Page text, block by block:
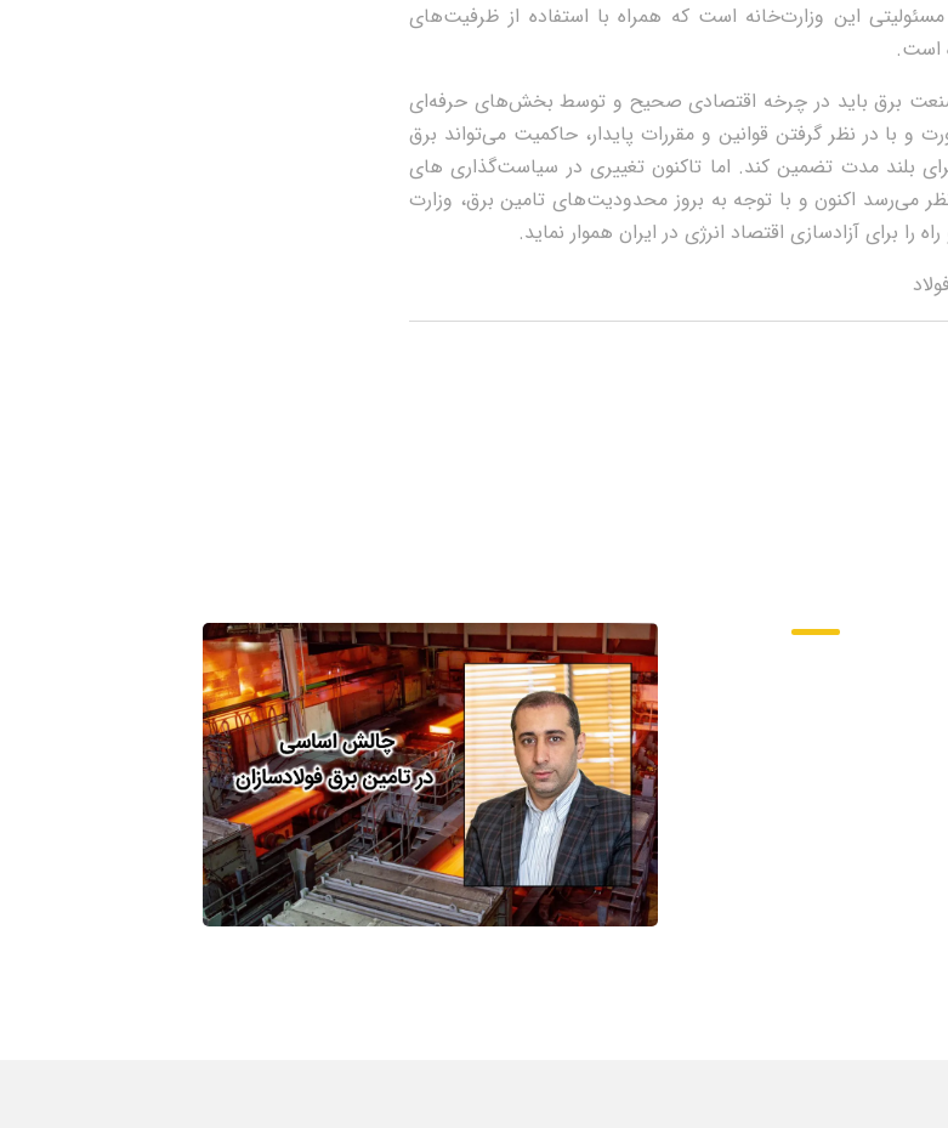
این وزارت‌خانه است که همراه با استفاده از ظرفیت‌های
است.
صنعت برق باید در چرخه اقتصادی صحیح و توسط بخش‌های حرفه‌ای
و با در نظر گرفتن قوانین و مقررات پایدار، حاکمیت می‌تواند برق
بلند مدت تضمین کند. اما تاکنون تغییری در سیاست‌گذاری های
می‌رسد اکنون و با توجه به بروز محدودیت‌های تامین برق، وزارت
را برای آزادسازی اقتصاد انرژی در ایران هموار نماید.